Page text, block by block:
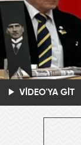
VİDEO'YA GİT